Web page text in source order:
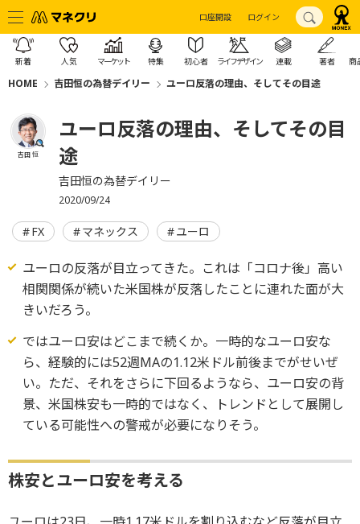
口座開設 ログイン
新着 人気 マーケット 特集 初心者 ライフデザイン 連載 著者 商
HOME 吉田恒の為替デイリー ユーロ反落の理由、そしてその目途
吉田 恒
ユーロ反落の理由、そしてその目
途
吉田恒の為替デイリー
2020/09/24
FX マネックス ユーロ
ユーロの反落が目立ってきた。これは「コロナ後」高い
相関関係が続いた米国株が反落したことに連れた面が大
きいだろう。
ではユーロ安はどこまで続くか。一時的なユーロ安な
ら、経験的には52週MAの1.12米ドル前後までがせいぜ
い。ただ、それをさらに下回るようなら、ユーロ安の背
景、米国株安も一時的ではなく、トレンドとして展開し
ている可能性への警戒が必要になりそう。
株安とユーロ安を考える